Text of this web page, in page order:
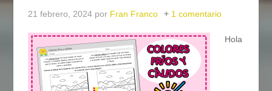
21 febrero, 2024 por Fran Franco 1 comentario
Hola